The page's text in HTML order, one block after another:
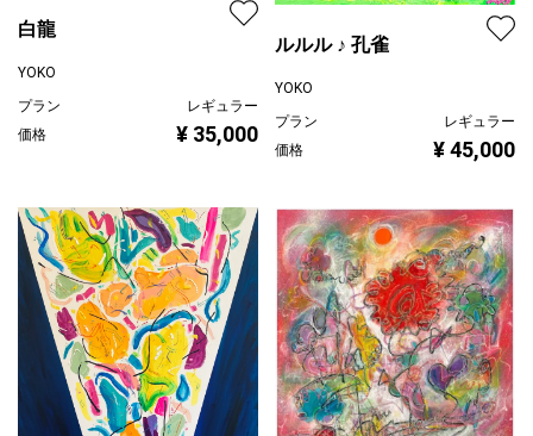
白龍
YOKO
プラン
レギュラー
価格
¥ 35,000
ルルル ♪ 孔雀
YOKO
プラン
レギュラー
価格
¥ 45,000